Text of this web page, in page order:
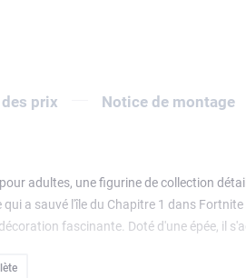
prix Notice de montage
adultes, une figurine de collection
a sauvé l'île du Chapitre 1 dans
fascinante. Doté d'une épée, il
Mécha et 2 équipements du Mécha